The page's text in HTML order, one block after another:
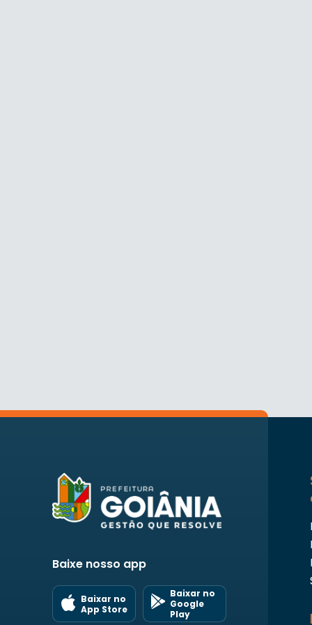
Baixe nosso app
Baixar no
App Store
Baixar no
Google
Play